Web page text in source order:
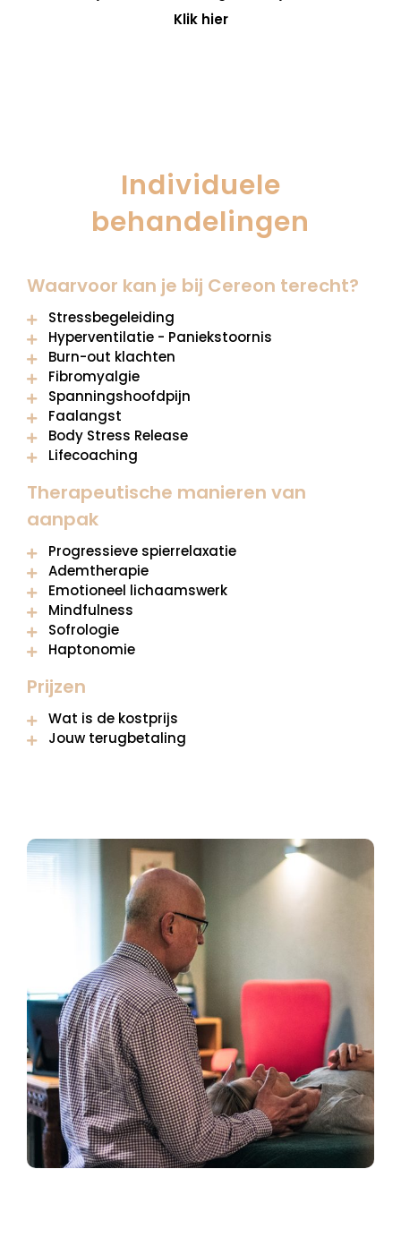
Klik hier
Individuele
behandelingen
Waarvoor kan je bij Cereon terecht?
Stressbegeleiding
Hyperventilatie - Paniekstoornis
Burn-out klachten
Fibromyalgie
Spanningshoofdpijn
Faalangst
Body Stress Release
Lifecoaching
Therapeutische manieren van
aanpak
Progressieve spierrelaxatie
Ademtherapie
Emotioneel lichaamswerk
Mindfulness
Sofrologie
Haptonomie
Prijzen
Wat is de kostprijs
Jouw terugbetaling